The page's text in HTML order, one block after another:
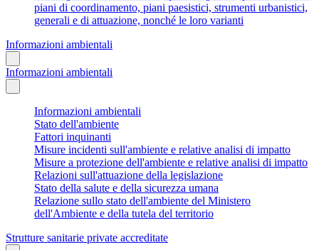
piani di coordinamento, piani paesistici, strumenti urbanistici,
generali e di attuazione, nonché le loro varianti
Informazioni ambientali
Informazioni ambientali
Informazioni ambientali
Stato dell'ambiente
Fattori inquinanti
Misure incidenti sull'ambiente e relative analisi di impatto
Misure a protezione dell'ambiente e relative analisi di impatto
Relazioni sull'attuazione della legislazione
Stato della salute e della sicurezza umana
Relazione sullo stato dell'ambiente del Ministero
dell'Ambiente e della tutela del territorio
Strutture sanitarie private accreditate